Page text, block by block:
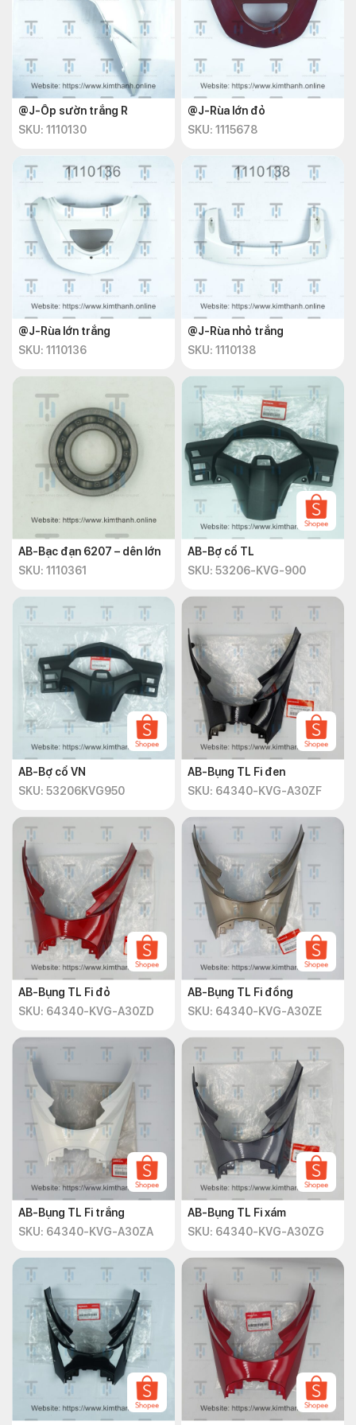
@J-Ốp sườn trắng R
SKU: 1110130
@J-Rùa lớn đỏ
SKU: 1115678
@J-Rùa lớn trắng
SKU: 1110136
@J-Rùa nhỏ trắng
SKU: 1110138
AB-Bạc đạn 6207 – dên lớn
SKU: 1110361
AB-Bợ cổ TL
SKU: 53206-KVG-900
AB-Bợ cổ VN
SKU: 53206KVG950
AB-Bụng TL Fi đen
SKU: 64340-KVG-A30ZF
AB-Bụng TL Fi đỏ
SKU: 64340-KVG-A30ZD
AB-Bụng TL Fi đồng
SKU: 64340-KVG-A30ZE
AB-Bụng TL Fi trắng
SKU: 64340-KVG-A30ZA
AB-Bụng TL Fi xám
SKU: 64340-KVG-A30ZG